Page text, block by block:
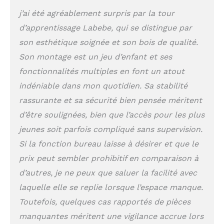
garantissent qu'il n'y a
aucun risque de
basculement.
d'apprentissage: Cette
tour d'observation
pliable Cela peut
favoriser l'indépendance
et l'équilibre des
enfants. Retirez la main
également être utilisée
comme marchepied
pour adultes ou comme
étagère pour les plantes
en pot ou les
ornements. 3 en 1 Tour
d'aide pour enfants:
Cette tour d'observation
enfant avec tableau
j’ai été agréablement surpris par la tour
d’apprentissage Labebe, qui se distingue par
son esthétique soignée et son bois de qualité.
Son montage est un jeu d’enfant et ses
fonctionnalités multiples en font un atout
indéniable dans mon quotidien. Sa stabilité
rassurante et sa sécurité bien pensée méritent
d’être soulignées, bien que l’accès pour les plus
jeunes soit parfois compliqué sans supervision.
Si la fonction bureau laisse à désirer et que le
prix peut sembler prohibitif en comparaison à
d’autres, je ne peux que saluer la facilité avec
laquelle elle se replie lorsque l’espace manque.
Toutefois, quelques cas rapportés de pièces
manquantes méritent une vigilance accrue lors